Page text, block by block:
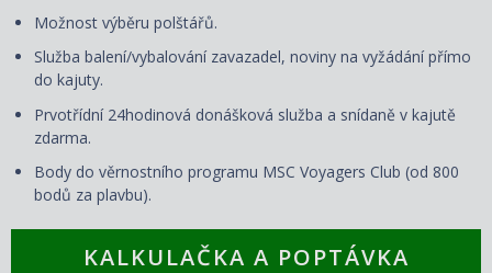
Možnost výběru polštářů.
Služba balení/vybalování zavazadel, noviny na vyžádání přímo
do kajuty.
Prvotřídní 24hodinová donášková služba a snídaně v kajutě
zdarma.
Body do věrnostního programu MSC Voyagers Club (od 800
bodů za plavbu).
KALKULAČKA A POPTÁVKA